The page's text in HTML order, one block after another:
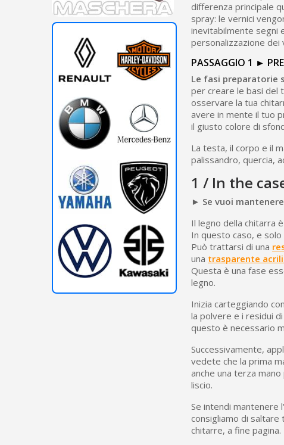
differenza principale
spray: le vernici
inevitabilmente segni
personalizzazione dei
PASSAGGIO 1 ►
Le fasi preparatorie
per creare le basi del
osservare la tua
avere in mente il tuo
il giusto colore di
La testa, il corpo e il
palissandro, quercia,
1 / In the
► Se vuoi
Il legno della chitarra
In questo caso, e
Può trattarsi di una
una trasparente
Questa è una fase
legno.
Inizia carteggiando
la polvere e i residui
questo è necessario
Successivamente,
vedete che la prima
anche una terza
liscio.
Se intendi mantenere
consigliamo di
chitarre, a fine pagina.